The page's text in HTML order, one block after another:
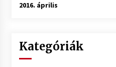
2016. április
Kategóriák